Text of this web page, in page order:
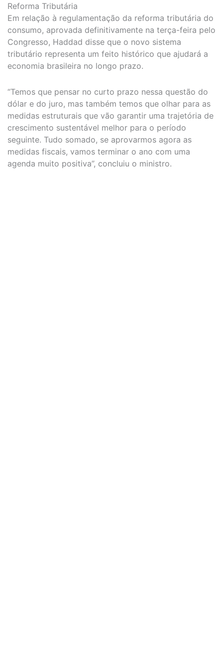
Reforma Tributária
Em relação à regulamentação da reforma tributária do
consumo, aprovada definitivamente na terça-feira pelo
Congresso, Haddad disse que o novo sistema
tributário representa um feito histórico que ajudará a
economia brasileira no longo prazo.
“Temos que pensar no curto prazo nessa questão do
dólar e do juro, mas também temos que olhar para as
medidas estruturais que vão garantir uma trajetória de
crescimento sustentável melhor para o período
seguinte. Tudo somado, se aprovarmos agora as
medidas fiscais, vamos terminar o ano com uma
agenda muito positiva”, concluiu o ministro.